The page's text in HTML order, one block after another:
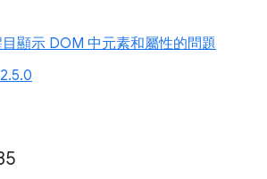
顯示 DOM 中元素和屬性的問題